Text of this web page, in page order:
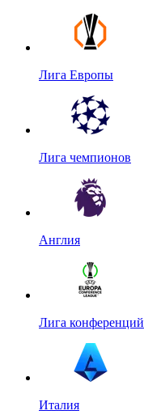
Лига Европы
Лига чемпионов
Англия
Лига конференций
Италия